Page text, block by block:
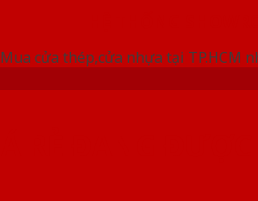
Mua cửa thép,cửa nhựa tại TP.HCM